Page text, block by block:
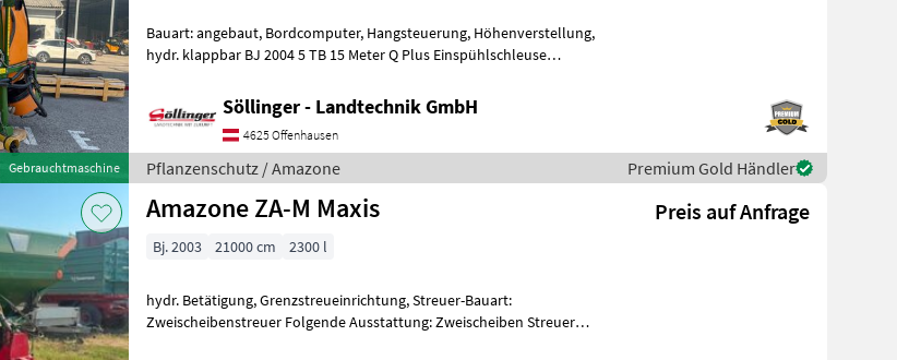
Gebrauchtmaschine
Bauart: angebaut, Bordcomputer, Hangsteuerung, Höhenverstellung,
hydr. klappbar BJ 2004 5 TB 15 Meter Q Plus Einspühlschleuse
Söllinger - Landtechnik GmbH
4625 Offenhausen
Pflanzenschutz / Amazone Premium Gold Händler
Amazone ZA-M Maxis Preis auf Anfrage
Bj. 2003 21000 cm 2300 l
hydr. Betätigung, Grenzstreueinrichtung, Streuer-Bauart:
Zweischeibenstreuer Folgende Ausstattung: Zweischeiben Streuer